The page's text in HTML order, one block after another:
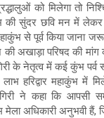
को मिलेगा तो
की सुंदर छवि मन में
से पूर्व किया जाना
अखाड़ा परिषद की मांग
के नेतृत्व में कई कुंभ पर्व
हरिद्वार महाकुंभ में
ने कहा कि आपसी
अधिकारी अनुभवी हैं,